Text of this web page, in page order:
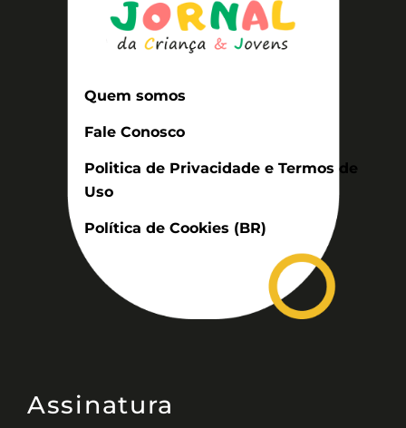
Quem somos
Fale Conosco
Politica de Privacidade e Termos de
Uso
Política de Cookies (BR)
Assinatura